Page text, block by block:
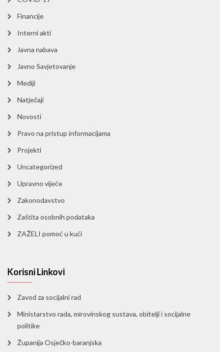
Financije
Interni akti
Javna nabava
Javno Savjetovanje
Mediji
Natječaji
Novosti
Pravo na pristup informacijama
Projekti
Uncategorized
Upravno vijeće
Zakonodavstvo
Zaštita osobnih podataka
ZAŽELI pomoć u kući
Korisni Linkovi
Zavod za socijalni rad
Ministarstvo rada, mirovinskog sustava, obitelji i socijalne
politike
Županija Osječko-baranjska